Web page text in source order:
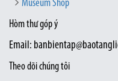
Museum Shop
Hòm thư góp ý
Email:
Theo dõi chúng tôi